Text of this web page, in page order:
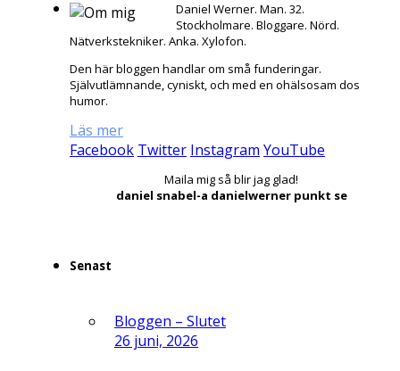
Daniel Werner. Man. 32.
Stockholmare. Bloggare. Nörd.
Nätverkstekniker. Anka. Xylofon.
Den här bloggen handlar om små funderingar.
Självutlämnande, cyniskt, och med en ohälsosam dos
humor.
Läs mer
Facebook Twitter Instagram YouTube
Maila mig så blir jag glad!
daniel snabel-a danielwerner punkt se
Senast
Bloggen – Slutet
26 juni, 2026